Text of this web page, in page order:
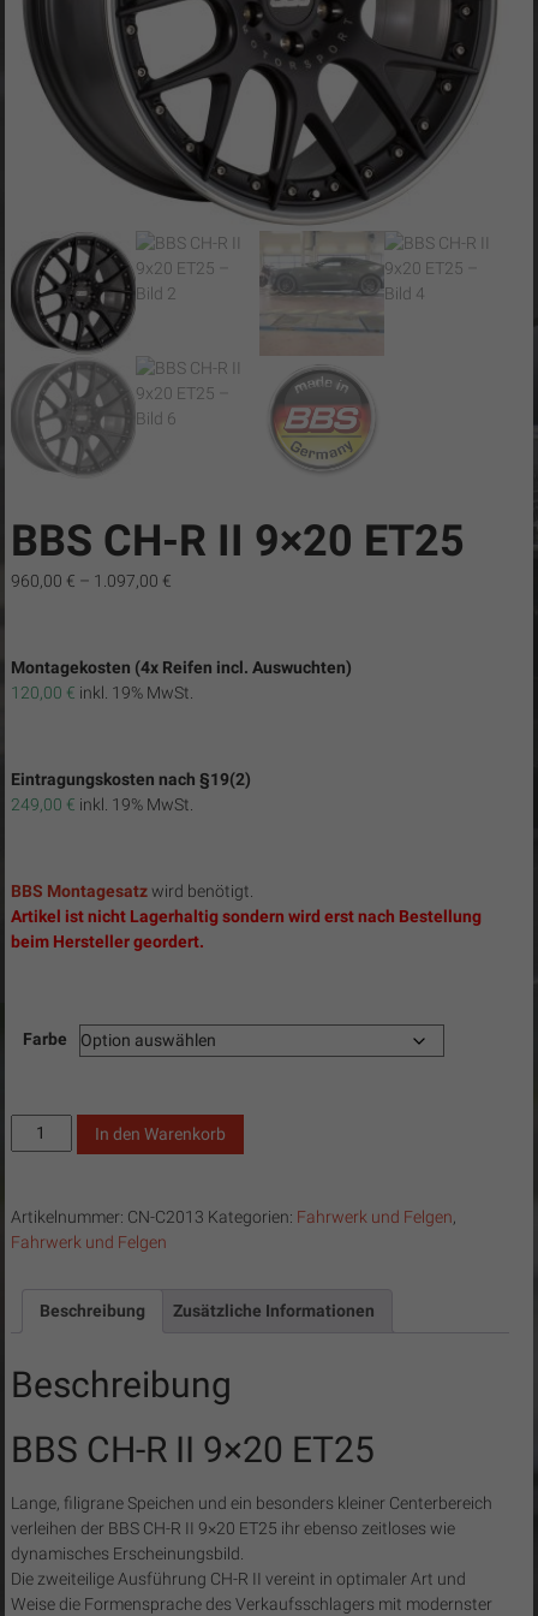
Tuning
Cobra
C8-
Tuning
…
simply
the
best!
BBS CH-R II 9×20 ET25
960,00 € – 1.097,00 €
Montagekosten (4x Reifen incl. Auswuchten)
120,00 € inkl. 19% MwSt.
Eintragungskosten nach §19(2)
249,00 € inkl. 19% MwSt.
BBS Montagesatzwird benötigt.
Artikel ist nicht Lagerhaltig sondern wird erst nach Bestellung
beim Hersteller geordert.
Farbe
BBS
CH-
9x20
ET25
In den Warenkorb
Artikelnummer: CN-C2013 Kategorien: Fahrwerk und Felgen,
Fahrwerk und Felgen
Beschreibung Zusätzliche Informationen
Beschreibung
BBS CH-R II 9×20 ET25
Lange, filigrane Speichen und ein besonders kleiner Centerbereich
verleihen der BBS CH-R II 9×20 ET25 ihr ebenso zeitloses wie
dynamisches Erscheinungsbild.
Die zweiteilige Ausführung CH-R II vereint in optimaler Art und
Weise die Formensprache des Verkaufsschlagers mit modernster